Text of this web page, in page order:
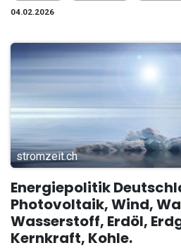
04.02.2026
stromzeit.ch
Energiepolitik
Photovoltaik, Wind,
Wasserstoff, Erdöl,
Kernkraft, Kohle.